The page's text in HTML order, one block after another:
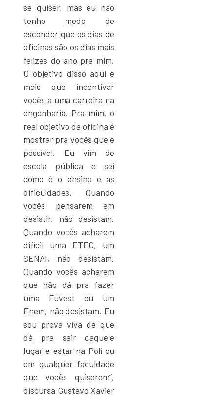
se quiser, mas eu não
tenho medo de
esconder que os dias de
oficinas são os dias mais
felizes do ano pra mim.
O objetivo disso aqui é
mais que incentivar
vocês a uma carreira na
engenharia. Pra mim, o
real objetivo da oficina é
mostrar pra vocês que é
possível. Eu vim de
escola pública e sei
como é o ensino e as
dificuldades. Quando
vocês pensarem em
desistir, não desistam.
Quando vocês acharem
difícil uma ETEC, um
SENAI, não desistam.
Quando vocês acharem
que não dá pra fazer
uma Fuvest ou um
Enem, não desistam. Eu
sou prova viva de que
dá pra sair daquele
lugar e estar na Poli ou
em qualquer faculdade
que vocês quiserem”,
discursa Gustavo Xavier